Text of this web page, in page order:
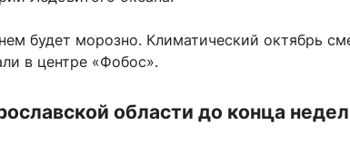
будет морозно. Климатический октябрь
в центре «Фобос».
области до конца